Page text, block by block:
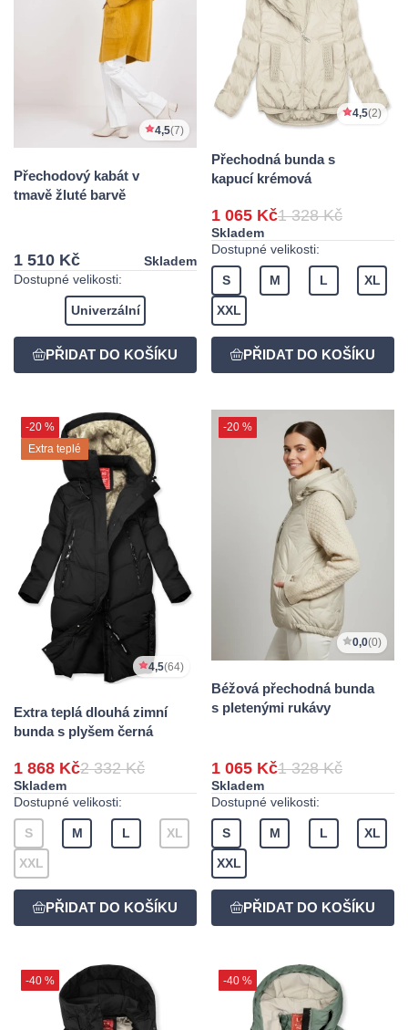
4,5(7)
Přechodový kabát v
tmavě žluté barvě
1 510 Kč
Skladem
Dostupné velikosti:
Univerzální
4,5(2)
Přechodná bunda s
kapucí krémová
1 065 Kč1 328 Kč
Skladem
Dostupné velikosti:
S M L XL
XXL
-20 %
Extra teplé
4,5(64)
Extra teplá dlouhá zimní
bunda s plyšem černá
1 868 Kč2 332 Kč
Skladem
Dostupné velikosti:
S M L XL
XXL
-20 %
0,0(0)
Béžová přechodná bunda
s pletenými rukávy
1 065 Kč1 328 Kč
Skladem
Dostupné velikosti:
S M L XL
XXL
-40 % -40 %